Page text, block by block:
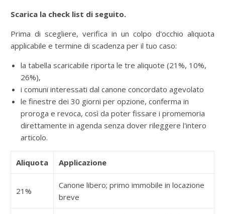
Scarica la check list di seguito.
Prima di scegliere, verifica in un colpo d'occhio aliquota
applicabile e termine di scadenza per il tuo caso:
la tabella scaricabile riporta le tre aliquote (21%, 10%,
26%),
i comuni interessati dal canone concordato agevolato
le finestre dei 30 giorni per opzione, conferma in
proroga e revoca, così da poter fissare i promemoria
direttamente in agenda senza dover rileggere l'intero
articolo.
Aliquota Applicazione
21%
Canone libero; primo immobile in locazione
breve